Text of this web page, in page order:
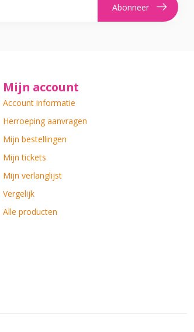
Abonneer
Mijn account
Account informatie
Herroeping aanvragen
Mijn bestellingen
Mijn tickets
Mijn verlanglijst
Vergelijk
Alle producten